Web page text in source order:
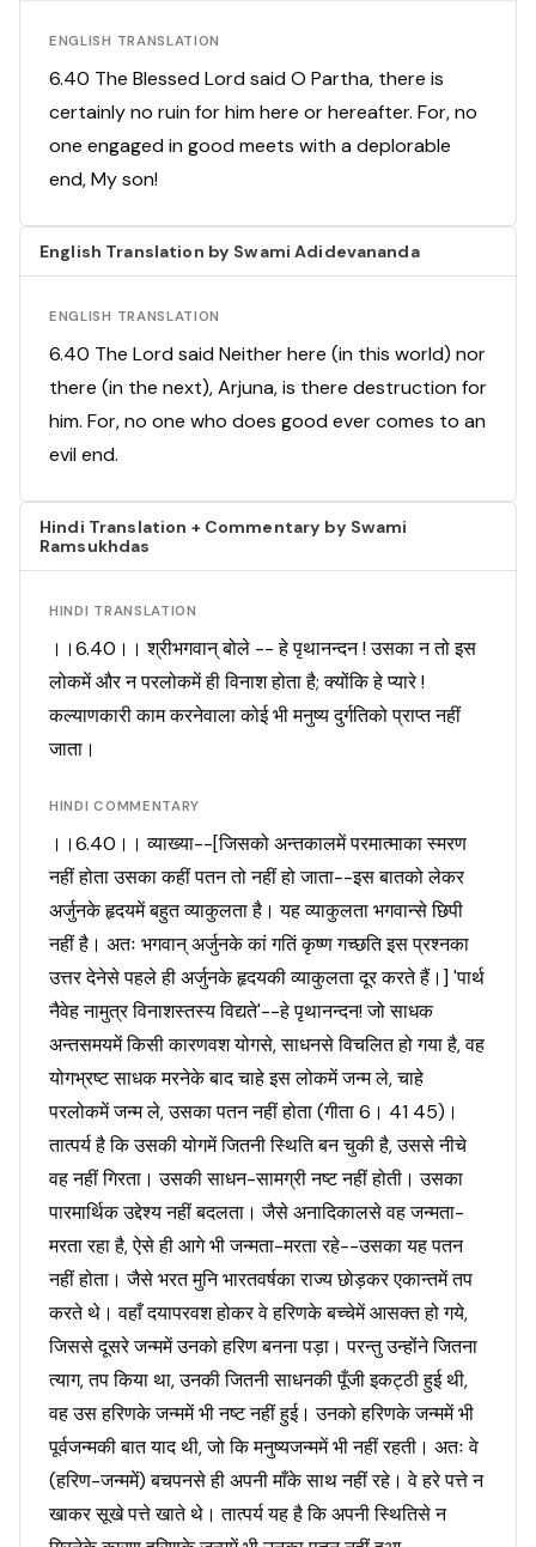
ENGLISH TRANSLATION
6.40 The Blessed Lord said O Partha, there is
certainly no ruin for him here or hereafter. For, no
one engaged in good meets with a deplorable
end, My son!
English Translation by Swami Adidevananda
ENGLISH TRANSLATION
6.40 The Lord said Neither here (in this world) nor
there (in the next), Arjuna, is there destruction for
him. For, no one who does good ever comes to an
evil end.
Hindi Translation + Commentary by Swami
Ramsukhdas
HINDI TRANSLATION
।।6.40।। श्रीभगवान् बोले -- हे पृथानन्दन ! उसका न तो इस
लोकमें और न परलोकमें ही विनाश होता है; क्योंकि हे प्यारे !
कल्याणकारी काम करनेवाला कोई भी मनुष्य दुर्गतिको प्राप्त नहीं
जाता।
HINDI COMMENTARY
।।6.40।। व्याख्या--[जिसको अन्तकालमें परमात्माका स्मरण
नहीं होता उसका कहीं पतन तो नहीं हो जाता--इस बातको लेकर
अर्जुनके हृदयमें बहुत व्याकुलता है। यह व्याकुलता भगवान्से छिपी
नहीं है। अतः भगवान् अर्जुनके कां गतिं कृष्ण गच्छति इस प्रश्नका
उत्तर देनेसे पहले ही अर्जुनके हृदयकी व्याकुलता दूर करते हैं।] 'पार्थ
नैवेह नामुत्र विनाशस्तस्य विद्यते'--हे पृथानन्दन! जो साधक
अन्तसमयमें किसी कारणवश योगसे, साधनसे विचलित हो गया है, वह
योगभ्रष्ट साधक मरनेके बाद चाहे इस लोकमें जन्म ले, चाहे
परलोकमें जन्म ले, उसका पतन नहीं होता (गीता 6। 41 45)।
तात्पर्य है कि उसकी योगमें जितनी स्थिति बन चुकी है, उससे नीचे
वह नहीं गिरता। उसकी साधन-सामग्री नष्ट नहीं होती। उसका
पारमार्थिक उद्देश्य नहीं बदलता। जैसे अनादिकालसे वह जन्मता-
मरता रहा है, ऐसे ही आगे भी जन्मता-मरता रहे--उसका यह पतन
नहीं होता। जैसे भरत मुनि भारतवर्षका राज्य छोड़कर एकान्तमें तप
करते थे। वहाँ दयापरवश होकर वे हरिणके बच्चेमें आसक्त हो गये,
जिससे दूसरे जन्ममें उनको हरिण बनना पड़ा। परन्तु उन्होंने जितना
त्याग, तप किया था, उनकी जितनी साधनकी पूँजी इकट्ठी हुई थी,
वह उस हरिणके जन्ममें भी नष्ट नहीं हुई। उनको हरिणके जन्ममें भी
पूर्वजन्मकी बात याद थी, जो कि मनुष्यजन्ममें भी नहीं रहती। अतः वे
(हरिण-जन्ममें) बचपनसे ही अपनी माँके साथ नहीं रहे। वे हरे पत्ते न
खाकर सूखे पत्ते खाते थे। तात्पर्य यह है कि अपनी स्थितिसे न